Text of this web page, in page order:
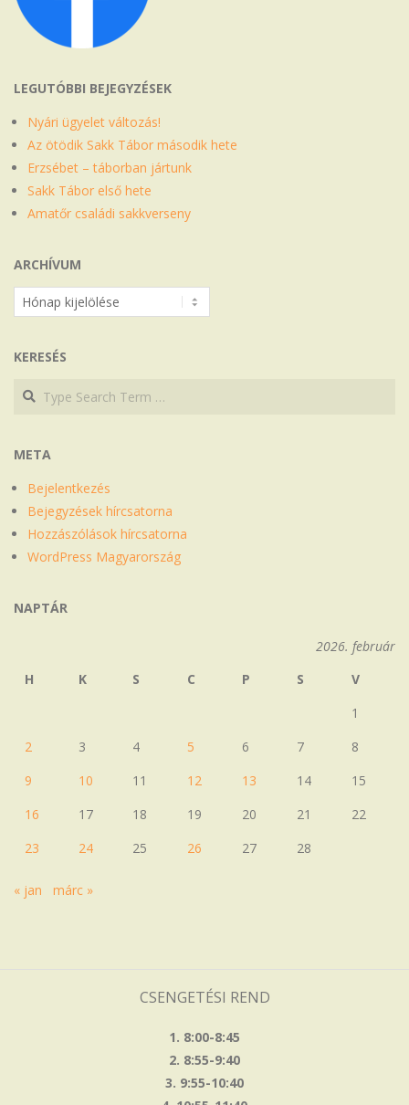
LEGUTÓBBI BEJEGYZÉSEK
Nyári ügyelet változás!
Az ötödik Sakk Tábor második hete
Erzsébet – táborban jártunk
Sakk Tábor első hete
Amatőr családi sakkverseny
ARCHÍVUM
Archívum
KERESÉS
Search
Search
META
Bejelentkezés
Bejegyzések hírcsatorna
Hozzászólások hírcsatorna
WordPress Magyarország
NAPTÁR
2026. február
H
K S C P S
V
1
2
3 4 5 6 7
8
9
10 11 12 13 14
15
16
17 18 19 20 21
22
23
24 25 26 27 28
« jan márc »
CSENGETÉSI REND
1. 8:00-8:45
2. 8:55-9:40
3. 9:55-10:40